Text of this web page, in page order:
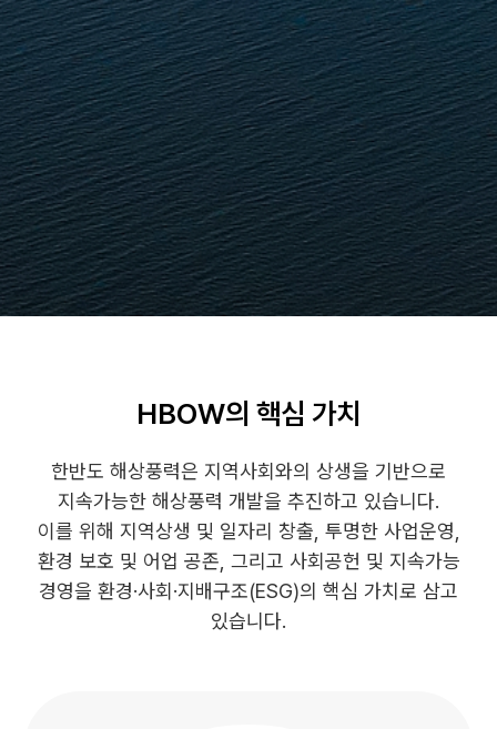
HBOW의 핵심 가치
한반도 해상풍력은 지역사회와의 상생을 기반으로
지속가능한 해상풍력 개발을 추진하고 있습니다.
이를 위해 지역상생 및 일자리 창출, 투명한 사업운영,
환경 보호 및 어업 공존, 그리고 사회공헌 및 지속가능
경영을 환경·사회·지배구조(ESG)의 핵심 가치로 삼고
있습니다.